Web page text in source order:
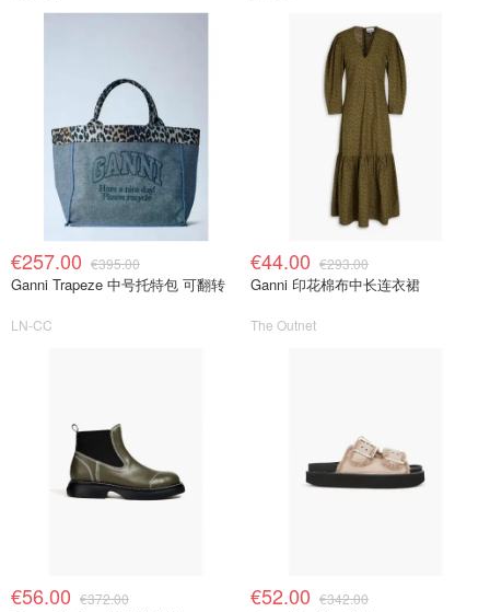
€257.00 €395.00
Ganni Trapeze 中号托特包 可翻转
LN-CC
€44.00 €293.00
Ganni 印花棉布中长连衣裙
The Outnet
€56.00 €372.00 €52.00 €342.00